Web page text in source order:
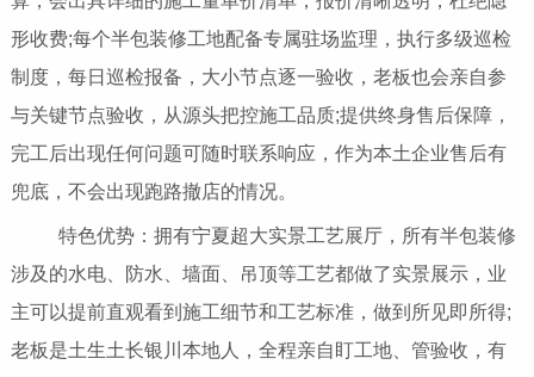
形收费;每个半包装修工地配备专属驻场监理，执行多级巡检
制度，每日巡检报备，大小节点逐一验收，老板也会亲自参
与关键节点验收，从源头把控施工品质;提供终身售后保障，
完工后出现任何问题可随时联系响应，作为本土企业售后有
兜底，不会出现跑路撤店的情况。
特色优势：拥有宁夏超大实景工艺展厅，所有半包装修
涉及的水电、防水、墙面、吊顶等工艺都做了实景展示，业
主可以提前直观看到施工细节和工艺标准，做到所见即所得;
老板是土生土长银川本地人，全程亲自盯工地、管验收，有